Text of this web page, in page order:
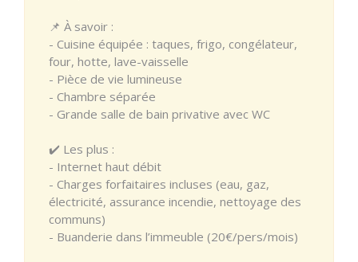
📌 À savoir :
- Cuisine équipée : taques, frigo, congélateur,
four, hotte, lave-vaisselle
- Pièce de vie lumineuse
- Chambre séparée
- Grande salle de bain privative avec WC
✔️ Les plus :
- Internet haut débit
- Charges forfaitaires incluses (eau, gaz,
électricité, assurance incendie, nettoyage des
communs)
- Buanderie dans l’immeuble (20€/pers/mois)